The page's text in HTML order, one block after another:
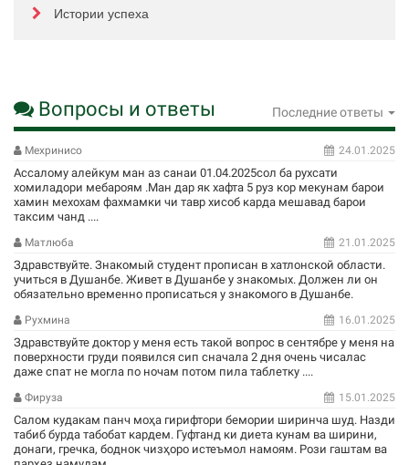
Истории успеха
Вопросы и ответы Последние ответы
Мехринисо 24.01.2025
Ассалому алейкум ман аз санаи 01.04.2025сол ба рухсати
хомиладори мебароям .Ман дар як хафта 5 руз кор мекунам барои
хамин мехохам фахмамки чи тавр хисоб карда мешавад барои
таксим чанд ....
Матлюба 21.01.2025
Здравствуйте. Знакомый студент прописан в хатлонской области.
учиться в Душанбе. Живет в Душанбе у знакомых. Должен ли он
обязательно временно прописаться у знакомого в Душанбе.
Рухмина 16.01.2025
Здравствуйте доктор у меня есть такой вопрос в сентябре у меня на
поверхности груди появился сип сначала 2 дня очень чисалас
даже спат не могла по ночам потом пила таблетку ....
Фируза 15.01.2025
Салом кудакам панч моҳа гирифтори бемории ширинча шуд. Назди
табиб бурда табобат кардем. Гуфтанд ки диета кунам ва ширини,
донаги, гречка, боднок чизҳоро истеъмол намоям. Рози гаштам ва